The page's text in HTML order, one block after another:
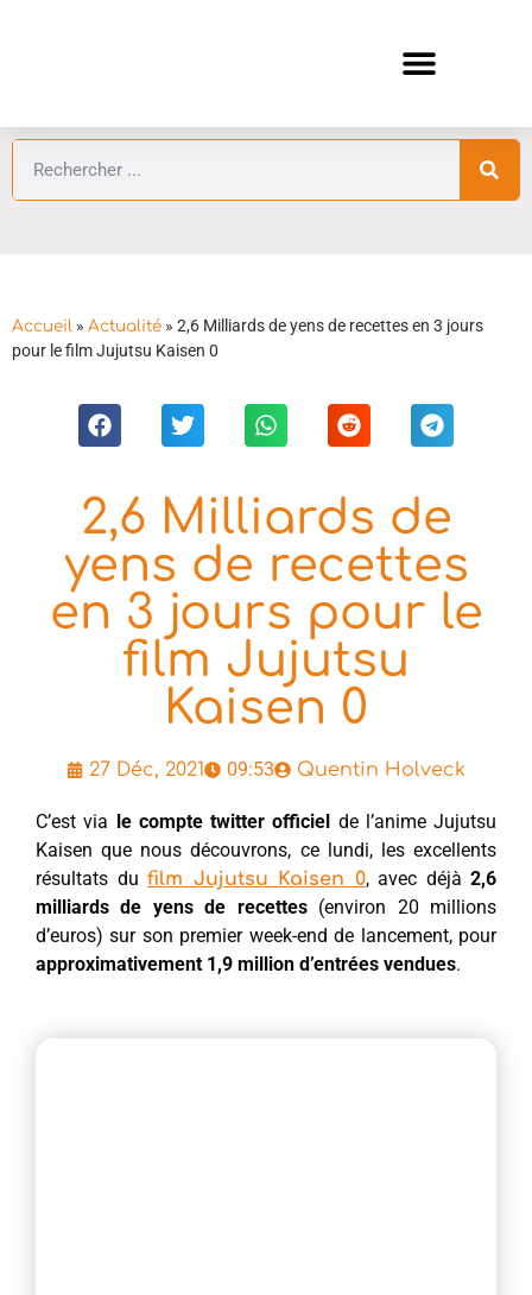
Accueil » Actualité » 2,6 Milliards de yens de recettes en 3 jours
pour le film Jujutsu Kaisen 0
2,6 Milliards de
yens de recettes
en 3 jours pour le
film Jujutsu
Kaisen 0
27 Déc, 2021 09:53 Quentin Holveck
C’est via le compte twitter officiel de l’anime Jujutsu
Kaisen que nous découvrons, ce lundi, les excellents
résultats du film Jujutsu Kaisen 0, avec déjà 2,6
milliards de yens de recettes(environ 20 millions
d’euros) sur son premier week-end de lancement, pour
approximativement 1,9 million d’entrées vendues.